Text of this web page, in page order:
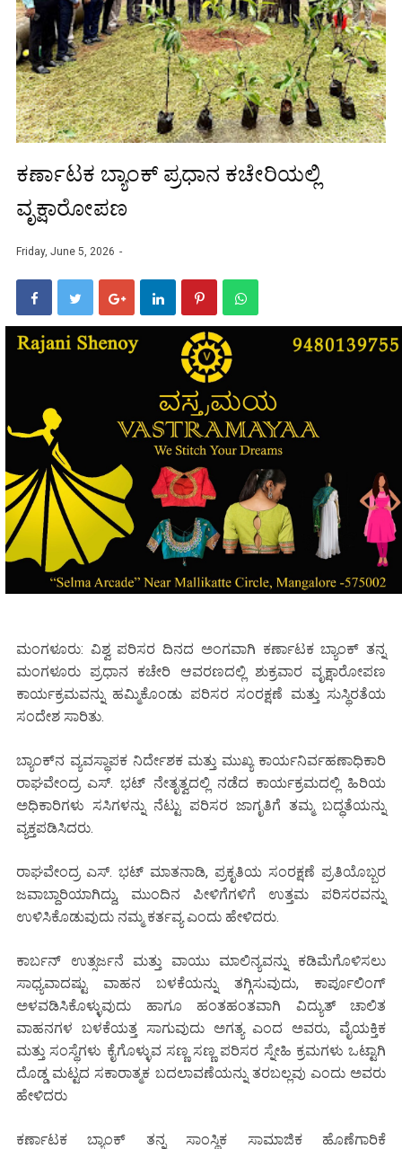
ಕರ್ಣಾಟಕ ಬ್ಯಾಂಕ್ ಪ್ರಧಾನ ಕಚೇರಿಯಲ್ಲಿ
ವೃಕ್ಷಾರೋಪಣ
Friday, June 5, 2026
ಮಂಗಳೂರು: ವಿಶ್ವ ಪರಿಸರ ದಿನದ ಅಂಗವಾಗಿ ಕರ್ಣಾಟಕ ಬ್ಯಾಂಕ್ ತನ್ನ
ಮಂಗಳೂರು ಪ್ರಧಾನ ಕಚೇರಿ ಆವರಣದಲ್ಲಿ ಶುಕ್ರವಾರ ವೃಕ್ಷಾರೋಪಣ
ಕಾರ್ಯಕ್ರಮವನ್ನು ಹಮ್ಮಿಕೊಂಡು ಪರಿಸರ ಸಂರಕ್ಷಣೆ ಮತ್ತು ಸುಸ್ಥಿರತೆಯ
ಸಂದೇಶ ಸಾರಿತು.
ಬ್ಯಾಂಕ್‌ನ ವ್ಯವಸ್ಥಾಪಕ ನಿರ್ದೇಶಕ ಮತ್ತು ಮುಖ್ಯ ಕಾರ್ಯನಿರ್ವಹಣಾಧಿಕಾರಿ
ರಾಘವೇಂದ್ರ ಎಸ್. ಭಟ್ ನೇತೃತ್ವದಲ್ಲಿ ನಡೆದ ಕಾರ್ಯಕ್ರಮದಲ್ಲಿ ಹಿರಿಯ
ಅಧಿಕಾರಿಗಳು ಸಸಿಗಳನ್ನು ನೆಟ್ಟು ಪರಿಸರ ಜಾಗೃತಿಗೆ ತಮ್ಮ ಬದ್ಧತೆಯನ್ನು
ವ್ಯಕ್ತಪಡಿಸಿದರು.
ರಾಘವೇಂದ್ರ ಎಸ್. ಭಟ್ ಮಾತನಾಡಿ, ಪ್ರಕೃತಿಯ ಸಂರಕ್ಷಣೆ ಪ್ರತಿಯೊಬ್ಬರ
ಜವಾಬ್ದಾರಿಯಾಗಿದ್ದು, ಮುಂದಿನ ಪೀಳಿಗೆಗಳಿಗೆ ಉತ್ತಮ ಪರಿಸರವನ್ನು
ಉಳಿಸಿಕೊಡುವುದು ನಮ್ಮ ಕರ್ತವ್ಯ ಎಂದು ಹೇಳಿದರು.
ಕಾರ್ಬನ್ ಉತ್ಸರ್ಜನೆ ಮತ್ತು ವಾಯು ಮಾಲಿನ್ಯವನ್ನು ಕಡಿಮೆಗೊಳಿಸಲು
ಸಾಧ್ಯವಾದಷ್ಟು ವಾಹನ ಬಳಕೆಯನ್ನು ತಗ್ಗಿಸುವುದು, ಕಾರ್ಪೂಲಿಂಗ್
ಅಳವಡಿಸಿಕೊಳ್ಳುವುದು ಹಾಗೂ ಹಂತಹಂತವಾಗಿ ವಿದ್ಯುತ್ ಚಾಲಿತ
ವಾಹನಗಳ ಬಳಕೆಯತ್ತ ಸಾಗುವುದು ಅಗತ್ಯ ಎಂದ ಅವರು, ವೈಯಕ್ತಿಕ
ಮತ್ತು ಸಂಸ್ಥೆಗಳು ಕೈಗೊಳ್ಳುವ ಸಣ್ಣ ಸಣ್ಣ ಪರಿಸರ ಸ್ನೇಹಿ ಕ್ರಮಗಳು ಒಟ್ಟಾಗಿ
ದೊಡ್ಡ ಮಟ್ಟದ ಸಕಾರಾತ್ಮಕ ಬದಲಾವಣೆಯನ್ನು ತರಬಲ್ಲವು ಎಂದು ಅವರು
ಹೇಳಿದರು
ಕರ್ಣಾಟಕ ಬ್ಯಾಂಕ್ ತನ್ನ ಸಾಂಸ್ಥಿಕ ಸಾಮಾಜಿಕ ಹೊಣೆಗಾರಿಕೆ